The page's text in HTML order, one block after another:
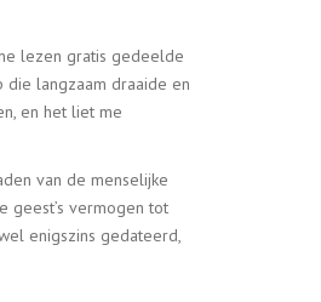
lezen gratis gedeelde
die langzaam draaide en
en het liet me
van de menselijke
geest’s vermogen tot
enigszins gedateerd,